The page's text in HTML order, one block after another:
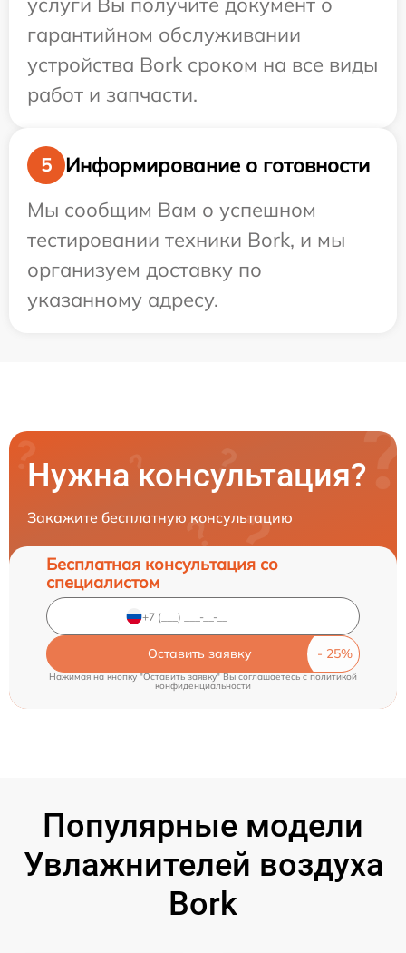
гарантийном обслуживании
устройства Bork сроком на все виды
работ и запчасти.
5
Информирование о готовности
Мы сообщим Вам о успешном
тестировании техники Bork, и мы
организуем доставку по
указанному адресу.
Нужна консультация?
Закажите бесплатную консультацию
Бесплатная консультация со
специалистом
Оставить заявку
Нажимая на кнопку "Оставить заявку" Вы соглашаетесь cполитикой
конфиденциальности
Популярные модели
Увлажнителей воздуха
Bork